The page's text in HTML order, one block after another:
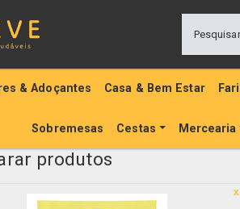
& Adoçantes Casa & Bem Estar
Sobremesas Cestas Mercearia
produtos
x